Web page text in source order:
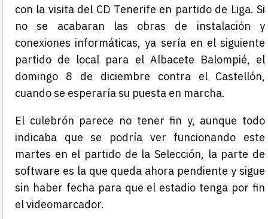
con la visita del CD Tenerife en partido de Liga. Si
no se acabaran las obras de instalación y
conexiones informáticas, ya sería en el siguiente
partido de local para el Albacete Balompié, el
domingo 8 de diciembre contra el Castellón,
cuando se esperaría su puesta en marcha.
El culebrón parece no tener fin y, aunque todo
indicaba que se podría ver funcionando este
martes en el partido de la Selección, la parte de
software es la que queda ahora pendiente y sigue
sin haber fecha para que el estadio tenga por fin
el videomarcador.